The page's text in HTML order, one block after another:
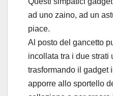
ad uno zaino, ad un
piace.
Al posto del gancetto
incollata tra i due strati
trasformando il gadget
apporre allo sportello